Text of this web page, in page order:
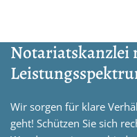
Notariatskanzlei
Wir sorgen für klare
geht! Schützen Sie sich